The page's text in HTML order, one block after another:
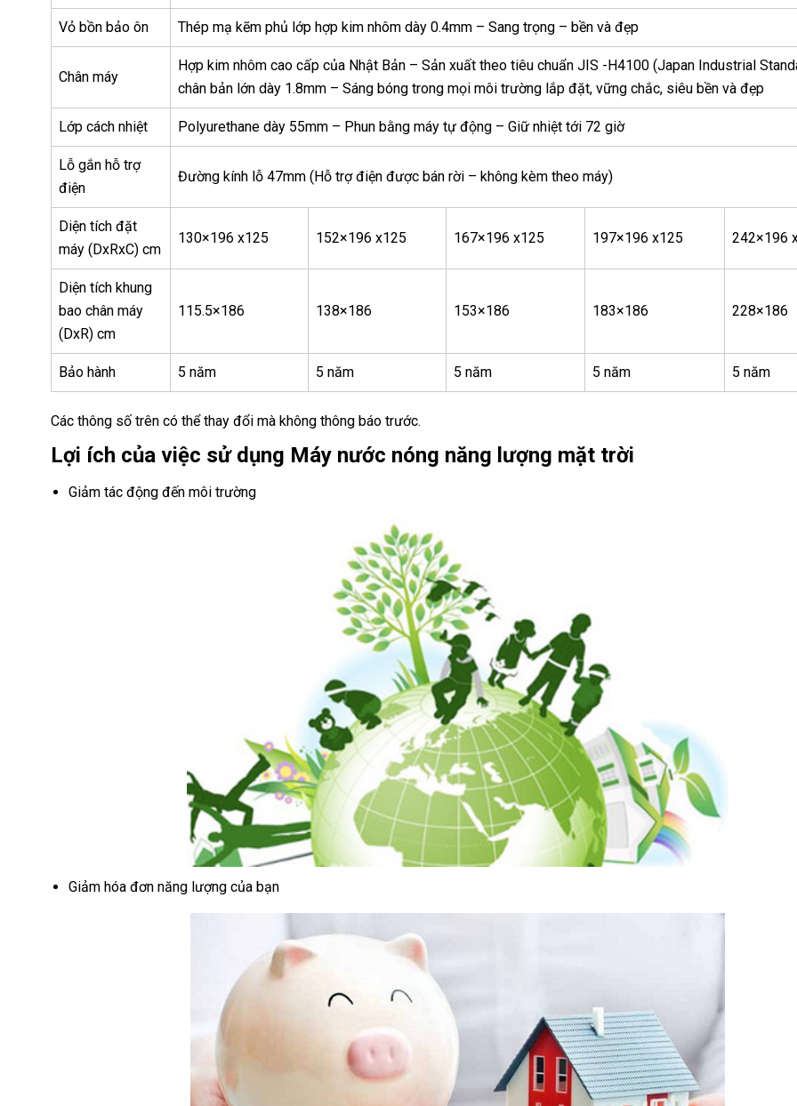
Vỏ bồn bảo ôn Thép mạ kẽm phủ lớp hợp kim nhôm dày 0.4mm – Sang trọng – bền và đẹp
Chân máy
Hợp kim nhôm cao cấp của Nhật Bản – Sản xuất theo tiêu chuẩn JIS -H4100 (Japan Industrial
chân bản lớn dày 1.8mm – Sáng bóng trong mọi môi trường lắp đặt, vững chắc, siêu bền và đẹp
Lớp cách nhiệt Polyurethane dày 55mm – Phun bằng máy tự động – Giữ nhiệt tới 72 giờ
Lỗ gắn hỗ trợ
điện
Đường kính lỗ 47mm (Hỗ trợ điện được bán rời – không kèm theo máy)
Diện tích đặt
máy (DxRxC) cm
130×196 x125 152×196 x125 167×196 x125 197×196 x125 242×196
Diện tích khung
bao chân máy
(DxR) cm
115.5×186 138×186 153×186 183×186 228×186
Bảo hành 5 năm 5 năm 5 năm 5 năm 5 năm
Các thông số trên có thể thay đổi mà không thông báo trước.
Lợi ích của việc sử dụng Máy nước nóng năng lượng mặt trời
Giảm tác động đến môi trường
Giảm hóa đơn năng lượng của bạn